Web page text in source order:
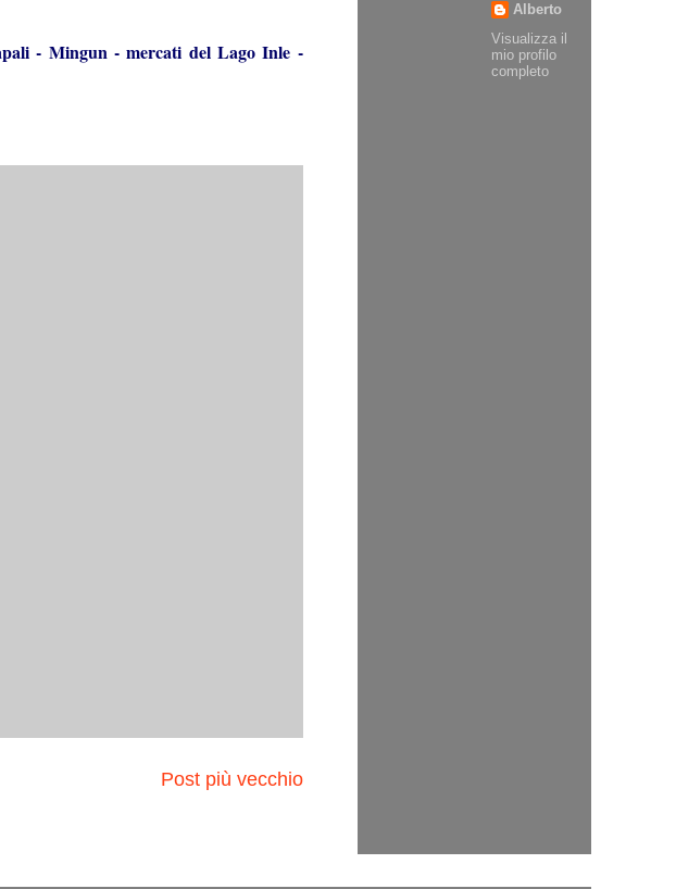
- Mingun-mercati del Lago Inle -
Post più vecchio
Alberto
Visualizza il
mio profilo
completo